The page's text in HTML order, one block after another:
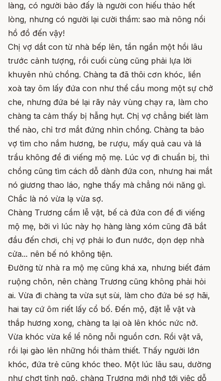
làng, có người bảo đấy là người con hiếu thảo hết
lòng, nhưng có người lại cười thầm: sao mà nông nổi
hồ đồ đến vậy!
Chị vợ dắt con từ nhà bếp lên, tần ngần một hồi lâu
trước cảnh tượng, rồi cuối cùng cũng phải lựa lời
khuyên nhủ chồng. Chàng ta đã thôi cơn khóc, liền
xoà tay ôm lấy đứa con như thể cầu mong một sự chở
che, nhưng đứa bé lại rãy nảy vùng chạy ra, làm cho
chàng ta cảm thấy bị hẫng hụt. Chị vợ chẳng biết làm
thế nào, chỉ trơ mắt đứng nhìn chồng. Chàng ta bảo
vợ tìm cho nắm hương, be rượu, mấy quả cau và lá
trầu không để đi viếng mộ mẹ. Lúc vợ đi chuẩn bị, thì
chồng cũng tìm cách dỗ dành đứa con, nhưng hai mắt
nó giương thao láo, nghe thấy mà chẳng nói năng gì.
Chắc là nó vừa lạ vừa sợ.
Chàng Trương cầm lễ vật, bế cả đứa con để đi viếng
mộ mẹ, bởi vì lúc này họ hàng làng xóm cũng đã bắt
đầu đến chơi, chị vợ phải lo đun nước, dọn dẹp nhà
cửa... nên bế nó không tiện.
Đường từ nhà ra mộ mẹ cũng khá xa, nhưng biết đám
ruộng chôn, nên chàng Trương cũng không phải hỏi
ai. Vừa đi chàng ta vừa sụt sùi, làm cho đứa bé sợ hãi,
hai tay cứ ôm riết lấy cổ bố. Đến mộ, đặt lễ vật và
thắp hương xong, chàng ta lại oà lên khóc nức nở.
Vừa khóc vừa kể lể nông nỗi nguồn cơn. Rồi vật vã,
rồi lại gào lên những hồi thảm thiết. Thấy người lớn
khóc, đứa trẻ cũng khóc theo. Một lúc lâu sau, dường
như chợt tỉnh ngộ, chàng Trương mới nhớ tới việc dỗ